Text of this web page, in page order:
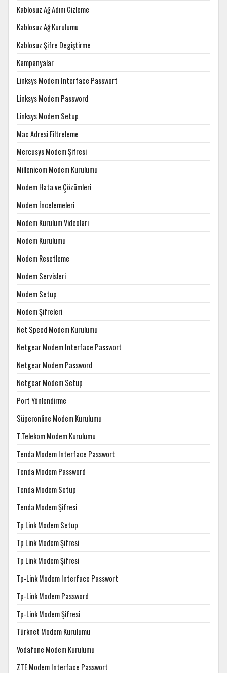
Kablosuz Ağ Adını Gizleme
Kablosuz Ağ Kurulumu
Kablosuz Şifre Degiştirme
Kampanyalar
Linksys Modem Interface Passwort
Linksys Modem Password
Linksys Modem Setup
Mac Adresi Filtreleme
Mercusys Modem Şifresi
Millenicom Modem Kurulumu
Modem Hata ve Çözümleri
Modem İncelemeleri
Modem Kurulum Videoları
Modem Kurulumu
Modem Resetleme
Modem Servisleri
Modem Setup
Modem Şifreleri
Net Speed Modem Kurulumu
Netgear Modem Interface Passwort
Netgear Modem Password
Netgear Modem Setup
Port Yönlendirme
Süperonline Modem Kurulumu
T.Telekom Modem Kurulumu
Tenda Modem Interface Passwort
Tenda Modem Password
Tenda Modem Setup
Tenda Modem Şifresi
Tp Link Modem Setup
Tp Link Modem Şifresi
Tp Link Modem Şifresi
Tp-Link Modem Interface Passwort
Tp-Link Modem Password
Tp-Link Modem Şifresi
Türknet Modem Kurulumu
Vodafone Modem Kurulumu
ZTE Modem Interface Passwort